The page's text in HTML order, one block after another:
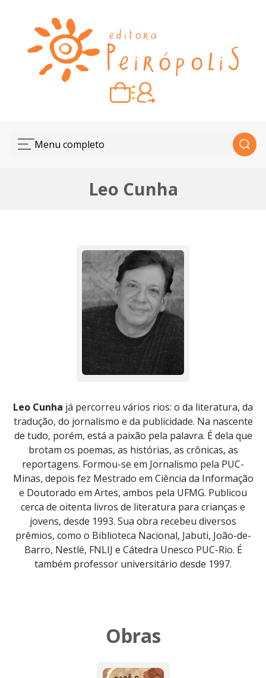
Carrinho vazio
Quando escolher seus livros, eles aparecem aqui.
Menu completo
Leo Cunha
Leo Cunha já percorreu vários rios: o da literatura, da
tradução, do jornalismo e da publicidade. Na nascente
de tudo, porém, está a paixão pela palavra. É dela que
brotam os poemas, as histórias, as crônicas, as
reportagens. Formou-se em Jornalismo pela PUC-
Minas, depois fez Mestrado em Ciência da Informação
e Doutorado em Artes, ambos pela UFMG. Publicou
cerca de oitenta livros de literatura para crianças e
jovens, desde 1993. Sua obra recebeu diversos
prêmios, como o Biblioteca Nacional, Jabuti, João-de-
Barro, Nestlé, FNLIJ e Cátedra Unesco PUC-Rio. É
também professor universitário desde 1997.
Obras